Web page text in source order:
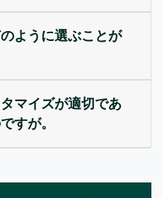
ように選ぶことが
マイズが適切であ
すが。